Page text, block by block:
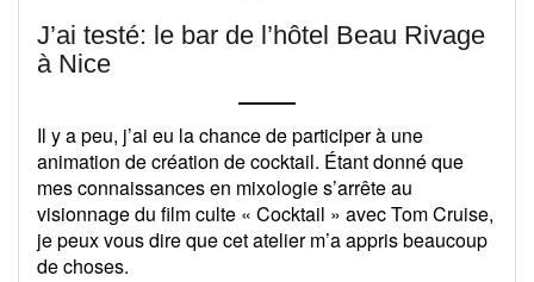
J’ai testé: le bar de l’hôtel Beau Rivage
à Nice
Il y a peu, j’ai eu la chance de participer à une
animation de création de cocktail. Étant donné que
mes connaissances en mixologie s’arrête au
visionnage du film culte « Cocktail » avec Tom Cruise,
je peux vous dire que cet atelier m’a appris beaucoup
de choses.